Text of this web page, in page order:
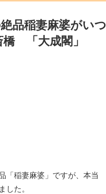
品稲妻麻婆がいつ
「大成閣」
「稲妻麻婆」ですが、本当
した。